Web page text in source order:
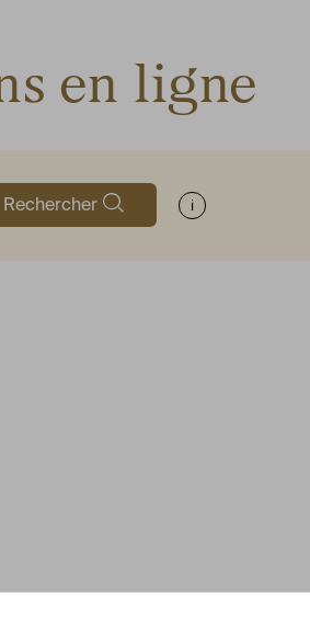
en ligne
Rechercher Afficher les